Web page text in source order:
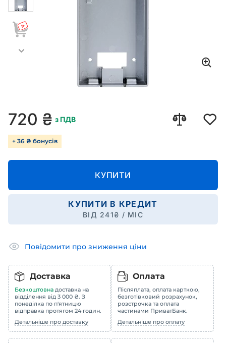
720 ₴ з ПДВ
+ 36 ₴ бонусів
КУПИТИ
КУПИТИ В КРЕДИТ
ВІД 241₴ / МІС
Повідомити про зниження ціни
Доставка
Безкоштовна доставка на
відділення від 3 000 ₴. З
понеділка по п'ятницю
відправка протягом 24 годин.
Детальніше про доставку
Оплата
Післяплата, оплата карткою,
безготівковий розрахунок,
розстрочка та оплата
частинами ПриватБанк.
Детальніше про оплату